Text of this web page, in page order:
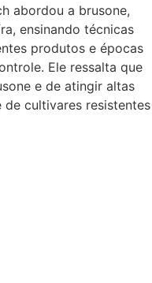
abordou a brusone,
ensinando técnicas
produtos e épocas
Ele ressalta que
e de atingir altas
cultivares resistentes